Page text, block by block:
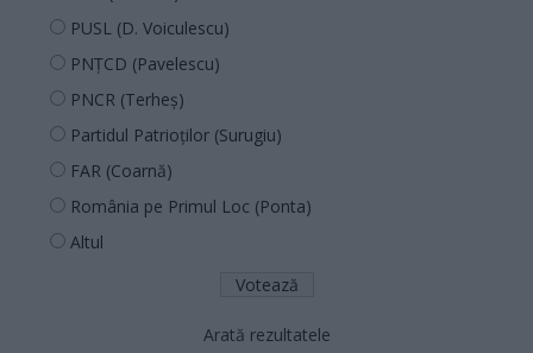
PUSL (D. Voiculescu)
PNȚCD (Pavelescu)
PNCR (Terheș)
Partidul Patrioților (Surugiu)
FAR (Coarnă)
România pe Primul Loc (Ponta)
Altul
Arată rezultatele